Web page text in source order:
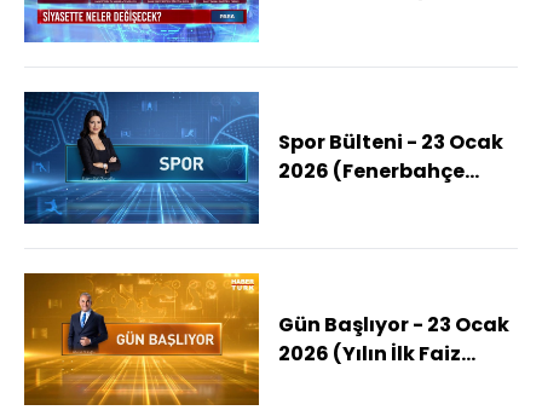
Spor Bülteni - 23 Ocak
2026 (Fenerbahçe
Gün Başlıyor - 23 Ocak
2026 (Yılın İlk Faiz